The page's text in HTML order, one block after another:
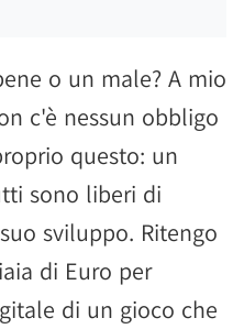
o un male? A mio
c'è nessun obbligo
questo: un
sono liberi di
sviluppo. Ritengo
di Euro per
di un gioco che